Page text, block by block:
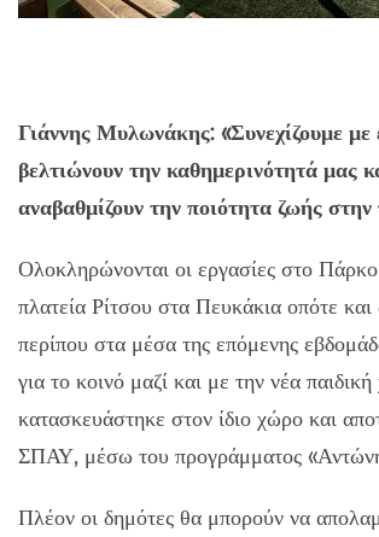
Γιάννης Μυλωνάκης: «Συνεχίζουμε με
βελτιώνουν την καθημερινότητά μας
αναβαθμίζουν την ποιότητα ζωής
Ολοκληρώνονται οι εργασίες στο
πλατεία Ρίτσου στα Πευκάκια οπότε και
περίπου στα μέσα της επόμενης
για το κοινό μαζί και με την νέα
κατασκευάστηκε στον ίδιο χώρο και
ΣΠΑΥ, μέσω του προγράμματος
Πλέον οι δημότες θα μπορούν να